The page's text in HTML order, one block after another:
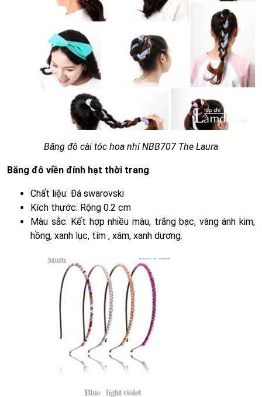
Băng đô cài tóc hoa nhí NBB707 The Laura
Băng đô viền đính hạt thời trang
Chất liệu: Đá swarovski
Kích thước: Rộng 0.2 cm
Màu sắc: Kết hợp nhiều màu, trắng bạc, vàng ánh kim,
hồng, xanh lục, tím , xám, xanh dương.